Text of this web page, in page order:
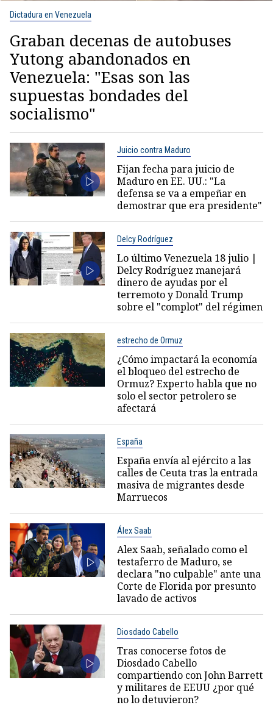
Dictadura en Venezuela
Graban decenas de autobuses
Yutong abandonados en
Venezuela: "Esas son las
supuestas bondades del
socialismo"
Juicio contra Maduro
Fijan fecha para juicio de
Maduro en EE. UU.: "La
defensa se va a empeñar en
demostrar que era presidente"
Delcy Rodríguez
Lo último Venezuela 18 julio |
Delcy Rodríguez manejará
dinero de ayudas por el
terremoto y Donald Trump
sobre el "complot" del régimen
estrecho de Ormuz
¿Cómo impactará la economía
el bloqueo del estrecho de
Ormuz? Experto habla que no
solo el sector petrolero se
afectará
España
España envía al ejército a las
calles de Ceuta tras la entrada
masiva de migrantes desde
Marruecos
Álex Saab
Alex Saab, señalado como el
testaferro de Maduro, se
declara "no culpable" ante una
Corte de Florida por presunto
lavado de activos
Diosdado Cabello
Tras conocerse fotos de
Diosdado Cabello
compartiendo con John Barrett
y militares de EEUU ¿por qué
no lo detuvieron?